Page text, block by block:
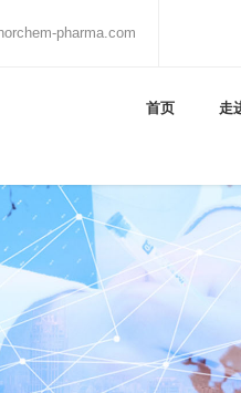
pharma.com
首页 走